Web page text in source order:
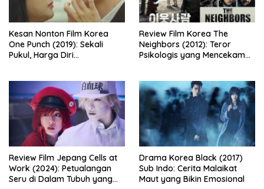
Kesan Nonton Film Korea
One Punch (2019): Sekali
Pukul, Harga Diri
Review Film Korea The
Neighbors (2012): Teror
Psikologis yang Mencekam
Review Film Jepang Cells at
Work (2024): Petualangan
Seru di Dalam Tubuh yang
Drama Korea Black (2017)
Sub Indo: Cerita Malaikat
Maut yang Bikin Emosional